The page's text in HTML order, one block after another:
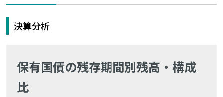
決算分析
保有国債の残存期間別残高・構成
比